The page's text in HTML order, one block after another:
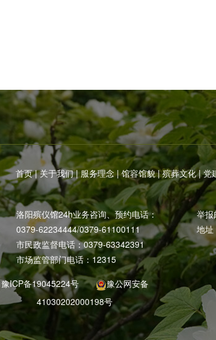
首页|关于我们|服务理念|馆容馆貌|殡葬文化|党
洛阳殡仪馆24h业务咨询、预约电话：
0379-62234444/0379-61100111
市民政监督电话：0379-63342391
市场监管部门电话：12315
举报
地址
豫ICP备19045224号
豫公网安备
41030202000198号